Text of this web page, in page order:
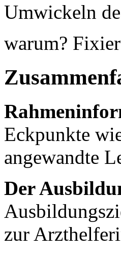
Umwickeln
warum?
Eckpunkte
angewandte
Der
zur